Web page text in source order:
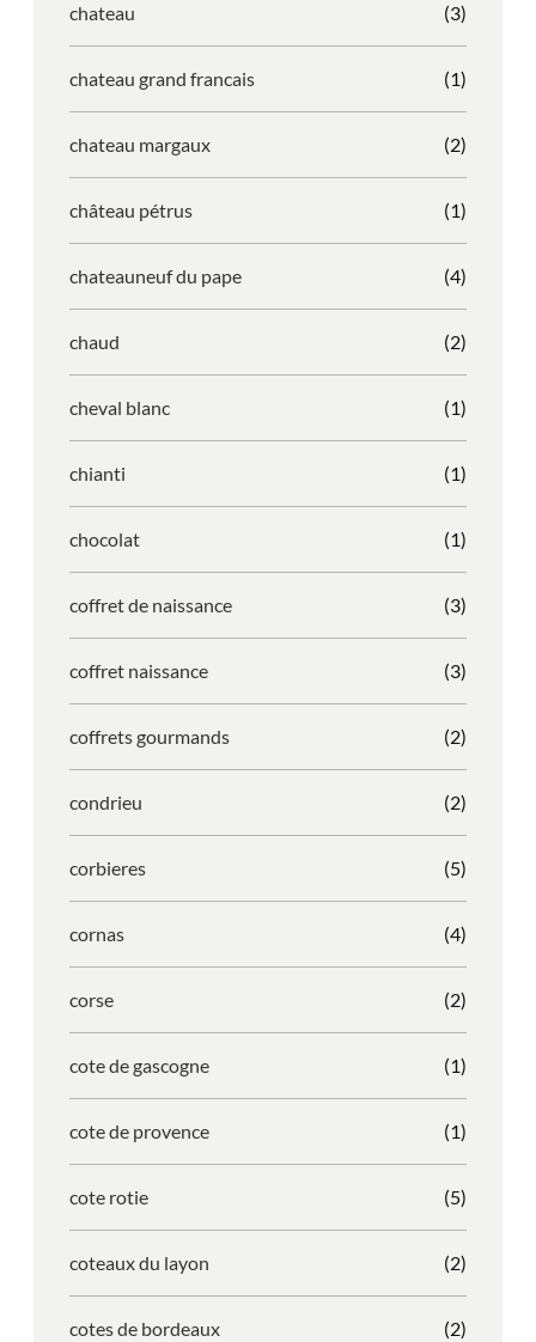
chateau (3)
chateau grand francais (1)
chateau margaux (2)
château pétrus (1)
chateauneuf du pape (4)
chaud (2)
cheval blanc (1)
chianti (1)
chocolat (1)
coffret de naissance (3)
coffret naissance (3)
coffrets gourmands (2)
condrieu (2)
corbieres (5)
cornas (4)
corse (2)
cote de gascogne (1)
cote de provence (1)
cote rotie (5)
coteaux du layon (2)
cotes de bordeaux (2)